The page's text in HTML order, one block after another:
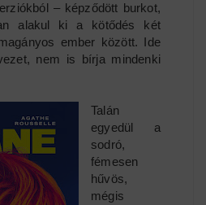
– képződött burkot,
alakul ki a kötődés két
ember között. Ide
nem is bírja mindenki
Talán
egyedül a
sodró,
fémesen
hűvös,
mégis